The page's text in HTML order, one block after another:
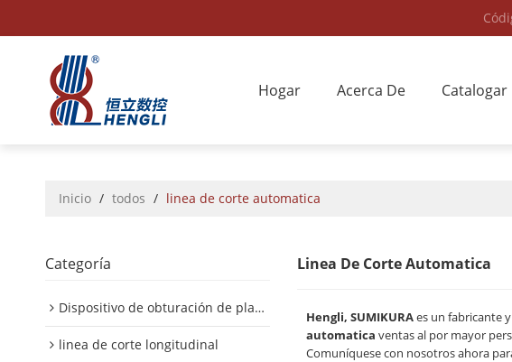
Hogar Acerca De Catalogar
Inicio / todos / linea de corte automatica
Categoría
Dispositivo de obturación de placa interior/exterior de automóvil
linea de corte longitudinal
Linea De Corte Automatica
Hengli, SUMIKURAes un fabricante
automatica ventas al por mayor
Comuníquese con nosotros ahora